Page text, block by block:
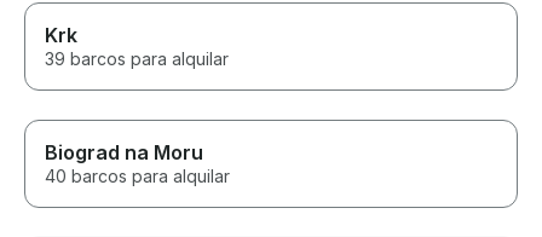
Krk
39 barcos para alquilar
Biograd na Moru
40 barcos para alquilar